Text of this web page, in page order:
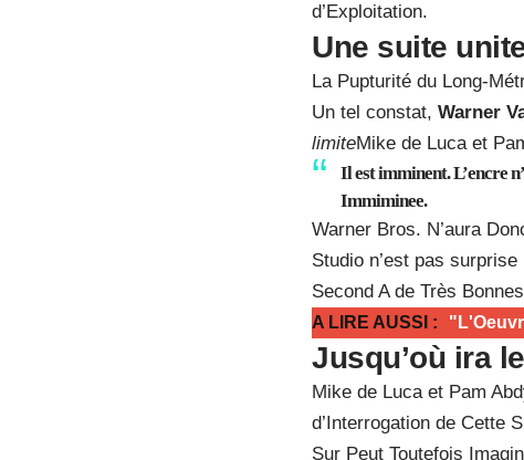
d’Exploitation.
Une suite
La Pupturité du Long-
Un tel constat, Warner
limiteMike de Luca et
Il est imminent. L’encre
Immiminee.
Warner Bros. N’aura
Studio n’est pas
Second A de Très
A LIRE AUSSI :
Jusqu’où ira
Mike de Luca et Pam
d’Interrogation de Cette
Sur Peut Toutefois